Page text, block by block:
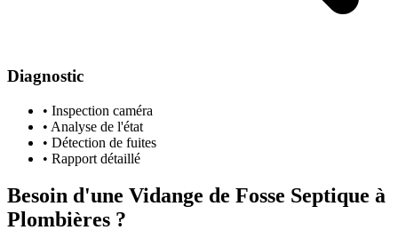
Diagnostic
• Inspection caméra
• Analyse de l'état
• Détection de fuites
• Rapport détaillé
Besoin d'une Vidange de Fosse Septique à
Plombières ?